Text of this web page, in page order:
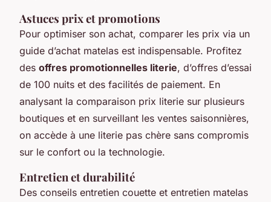
Astuces prix et promotions
Pour optimiser son achat, comparer les prix via un
guide d’achat matelas est indispensable. Profitez
des offres promotionnelles literie, d’offres d’essai
de 100 nuits et des facilités de paiement. En
analysant la comparaison prix literie sur plusieurs
boutiques et en surveillant les ventes saisonnières,
on accède à une literie pas chère sans compromis
sur le confort ou la technologie.
Entretien et durabilité
Des conseils entretien couette et entretien matelas